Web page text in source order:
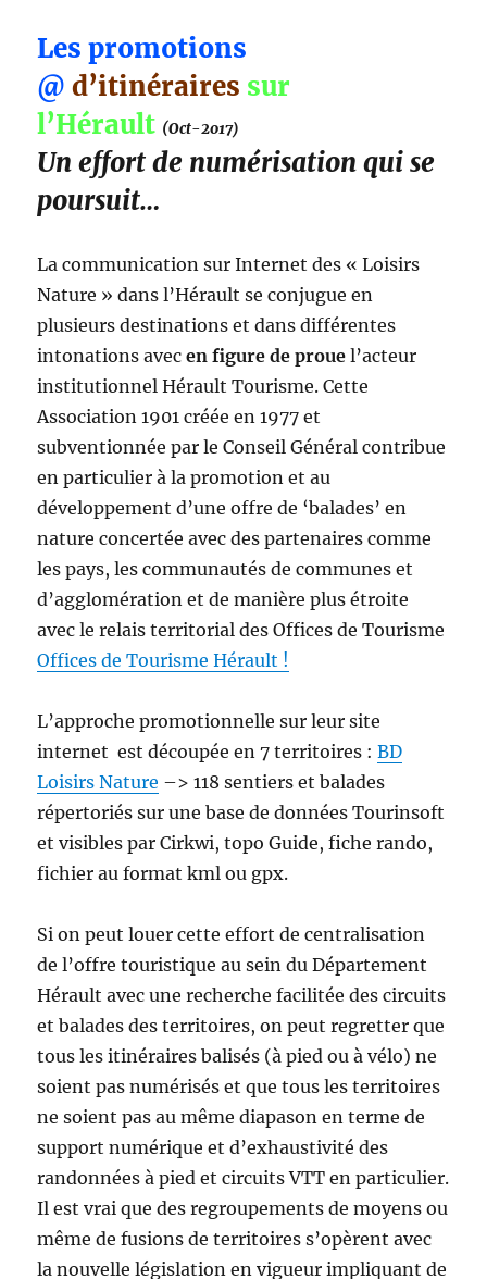
Les promotions
@d’itinéraires sur
l’Hérault (Oct-2017)
Un effort de numérisation qui se
poursuit…
La communication sur Internet des « Loisirs
Nature » dans l’Hérault se conjugue en
plusieurs destinations et dans différentes
intonations avecen figure de proue l’acteur
institutionnel Hérault Tourisme. Cette
Association 1901 créée en 1977 et
subventionnée par le Conseil Général contribue
en particulier à la promotion et au
développement d’une offre de ‘balades’ en
nature concertée avec des partenaires comme
les pays, les communautés de communes et
d’agglomération et de manière plus étroite
avec le relais territorial des Offices de Tourisme
Offices de Tourisme Hérault !
L’approche promotionnelle sur leur site
internet est découpée en 7 territoires :BD
Loisirs Nature –> 118 sentiers et balades
répertoriés sur une base de données Tourinsoft
et visibles par Cirkwi, topo Guide, fiche rando,
fichier au format kml ou gpx.
Si on peut louer cette effort de centralisation
de l’offre touristique au sein du Département
Hérault avec une recherche facilitée des circuits
et balades des territoires, on peut regretter que
tous les itinéraires balisés (à pied ou à vélo) ne
soient pas numérisés et que tous les territoires
ne soient pas au même diapason en terme de
support numérique et d’exhaustivité des
randonnées à pied et circuits VTT en particulier.
Il est vrai que des regroupements de moyens ou
même de fusions de territoires s’opèrent avec
la nouvelle législation en vigueur impliquant de